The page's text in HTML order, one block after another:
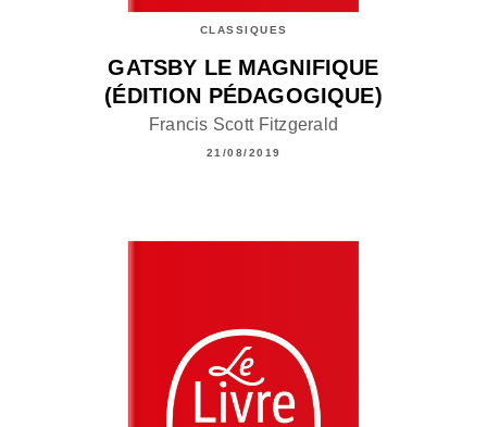
CLASSIQUES
GATSBY LE MAGNIFIQUE
(ÉDITION PÉDAGOGIQUE)
Francis Scott Fitzgerald
21/08/2019